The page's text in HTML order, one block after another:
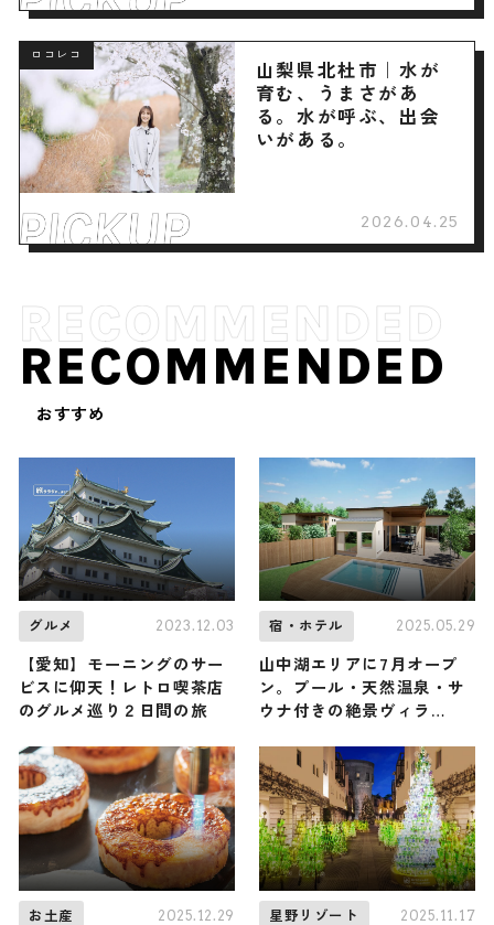
ロコレコ
山梨県北杜市｜水が
育む、うまさがあ
る。水が呼ぶ、出会
いがある。
2026.04.25
RECOMMENDED
おすすめ
グルメ 2023.12.03
【愛知】モーニングのサー
ビスに仰天！レトロ喫茶店
のグルメ巡り２日間の旅
宿・ホテル 2025.05.29
山中湖エリアに7月オープ
ン。プール・天然温泉・サ
ウナ付きの絶景ヴィラ
富士山中湖～」
お土産 2025.12.29 星野リゾート 2025.11.17